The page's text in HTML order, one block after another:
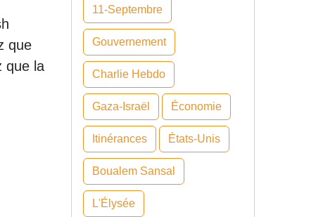
que
que la
11-Septembre
Gouvernement
Charlie Hebdo
Gaza-Israël Économie
Itinérances États-Unis
Boualem Sansal
L'Élysée